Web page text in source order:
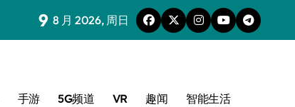
9 8 月 2026, 周日
手游 5G频道 VR 趣闻 智能生活